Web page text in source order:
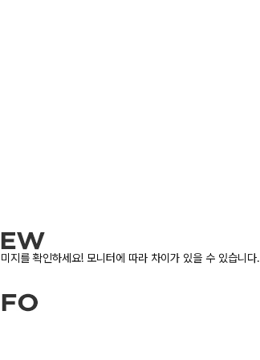
지를 확인하세요! 모니터에 따라 차이가 있을 수 있습니다.